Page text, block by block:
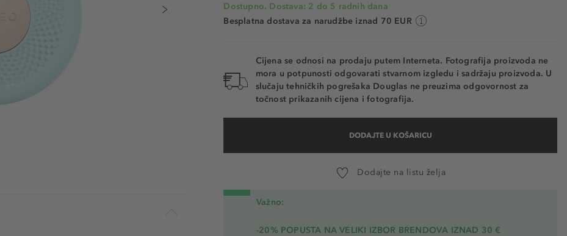
Dostupno. Dostava: 2 do 5 radnih dana
Besplatna dostava za narudžbe iznad 70 EUR
Cijena se odnosi na prodaju putem Interneta. Fotografija proizvoda ne
mora u potpunosti odgovarati stvarnom izgledu i sadržaju proizvoda. U
slučaju tehničkih pogrešaka Douglas ne preuzima odgovornost za
točnost prikazanih cijena i fotografija.
DODAJTE U KOŠARICU
Dodajte na listu želja
Važno:
-20% POPUSTA NA VELIKI IZBOR BRENDOVA IZNAD 30 €